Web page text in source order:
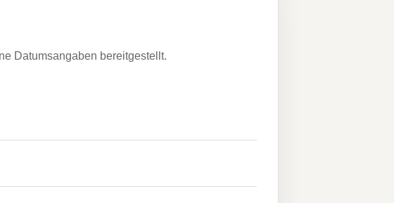
Datumsangaben bereitgestellt.